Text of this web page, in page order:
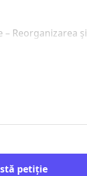
Reorganizarea şi
preţurilor şi a
sănătate să
petiție